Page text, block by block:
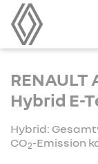
Hybrid E-
Hybrid:
CO2-Emission